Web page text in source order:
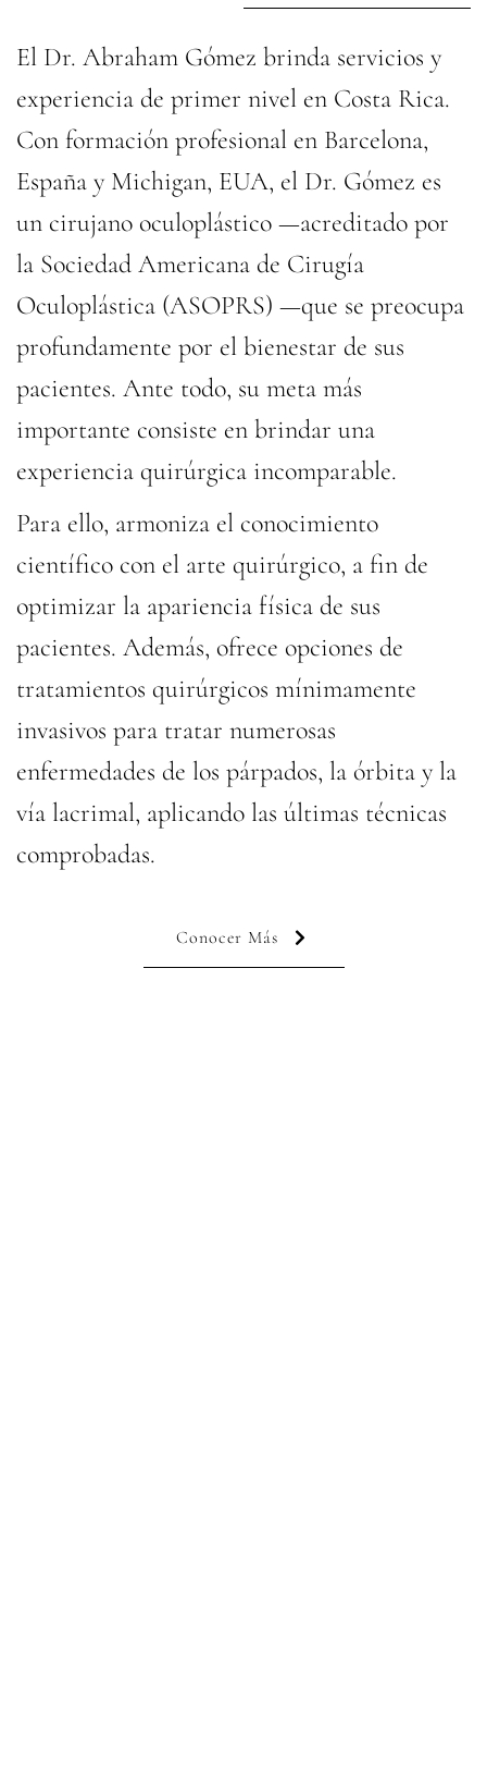
El Dr. Abraham Gómez brinda servicios y
experiencia de primer nivel en Costa Rica.
Con formación profesional en Barcelona,
España y Michigan, EUA, el Dr. Gómez es
un cirujano oculoplástico —acreditado por
la Sociedad Americana de Cirugía
Oculoplástica (ASOPRS) —que se preocupa
profundamente por el bienestar de sus
pacientes. Ante todo, su meta más
importante consiste en brindar una
experiencia quirúrgica incomparable.
Para ello, armoniza el conocimiento
científico con el arte quirúrgico, a fin de
optimizar la apariencia física de sus
pacientes. Además, ofrece opciones de
tratamientos quirúrgicos mínimamente
invasivos para tratar numerosas
enfermedades de los párpados, la órbita y la
vía lacrimal, aplicando las últimas técnicas
comprobadas.
Conocer Más